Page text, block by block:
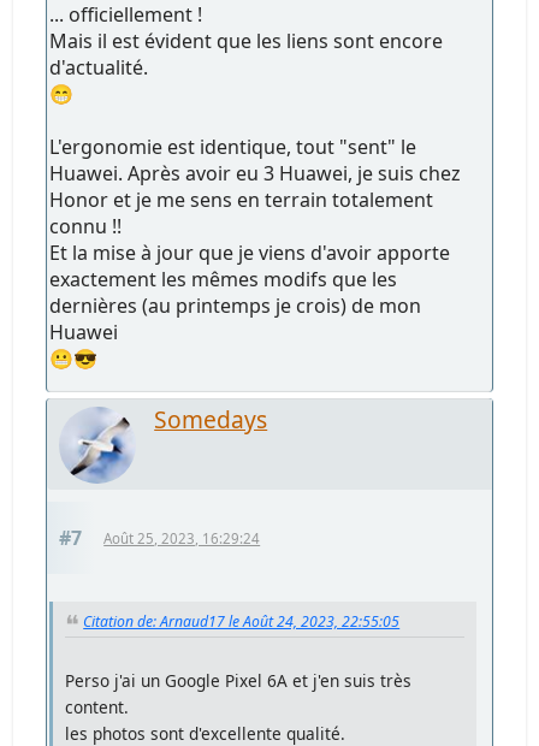
... officiellement !
Mais il est évident que les liens sont encore
d'actualité.
😁
L'ergonomie est identique, tout "sent" le
Huawei. Après avoir eu 3 Huawei, je suis chez
Honor et je me sens en terrain totalement
connu !!
Et la mise à jour que je viens d'avoir apporte
exactement les mêmes modifs que les
dernières (au printemps je crois) de mon
Huawei
😬😎
Somedays
#7 Août 25, 2023, 16:29:24
Citation de: Arnaud17 le Août 24, 2023, 22:55:05
Perso j'ai un Google Pixel 6A et j'en suis très
content.
les photos sont d'excellente qualité.